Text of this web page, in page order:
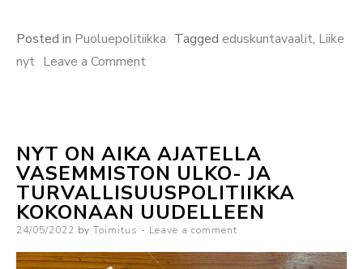
Nyt”
Posted in Puoluepolitiikka Tagged eduskuntavaalit, Liike
nyt Leave a Commenton
NYT ON AIKA AJATELLA
VASEMMISTON ULKO- JA
TURVALLISUUSPOLITIIKKA
KOKONAAN UUDELLEEN
Posted
24/05/2022 by Toimitus Leave a comment